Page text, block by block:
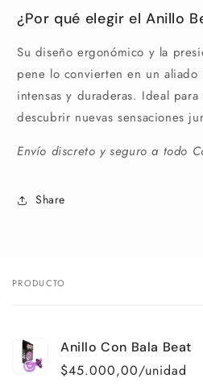
¿Por qué elegir el Anillo
Su diseño ergonómico y la
pene lo convierten en un aliado
intensas y duraderas. Ideal
descubrir nuevas sensaciones
Envío discreto y seguro a todo
Share
Tu
PRODUCTO
Anillo Con Bala Beat
$45.000,00/unidad